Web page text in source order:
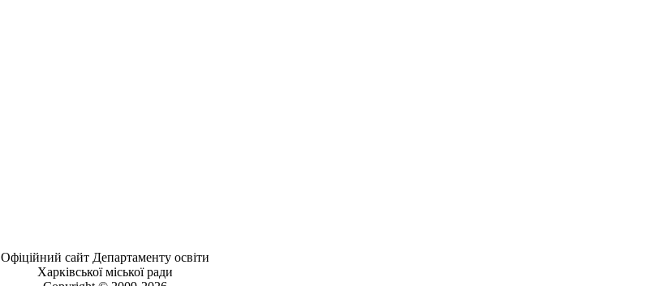
Офіційний сайт Департаменту освіти
Харківської міської ради